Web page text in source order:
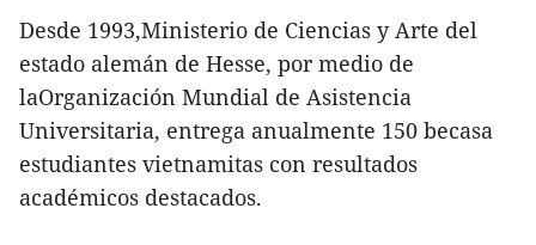
Desde 1993,Ministerio de Ciencias y Arte del
estado alemán de Hesse, por medio de
laOrganización Mundial de Asistencia
Universitaria, entrega anualmente 150 becasa
estudiantes vietnamitas con resultados
académicos destacados.